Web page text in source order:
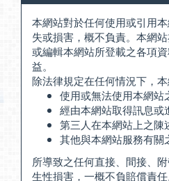
本網站對於任何使用或引用
失或損害，概不負責。本網
或編輯本網站所登載之各項
益。
除法律規定在任何情況下，本
使用或無法使用本網站
經由本網站取得訊息或
第三人在本網站上之陳
其他與本網站服務有關
所導致之任何直接、間接、
生性損害，一概不負賠償責任